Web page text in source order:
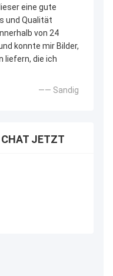
eine gute
und Qualität
von 24
konnte mir Bilder,
liefern, die ich
—— Sandig
JETZT